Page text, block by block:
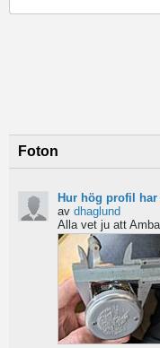
Foton
Hur hög profil
av dhaglund